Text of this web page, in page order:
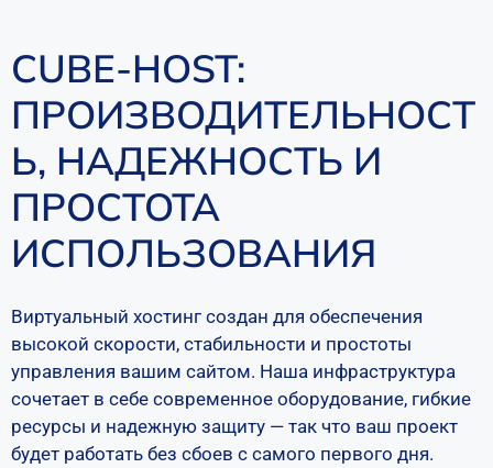
CUBE-HOST:
ПРОИЗВОДИТЕЛЬНОСТ
Ь, НАДЕЖНОСТЬ И
ПРОСТОТА
ИСПОЛЬЗОВАНИЯ
Виртуальный хостинг создан для обеспечения
высокой скорости, стабильности и простоты
управления вашим сайтом. Наша инфраструктура
сочетает в себе современное оборудование, гибкие
ресурсы и надежную защиту — так что ваш проект
будет работать без сбоев с самого первого дня.